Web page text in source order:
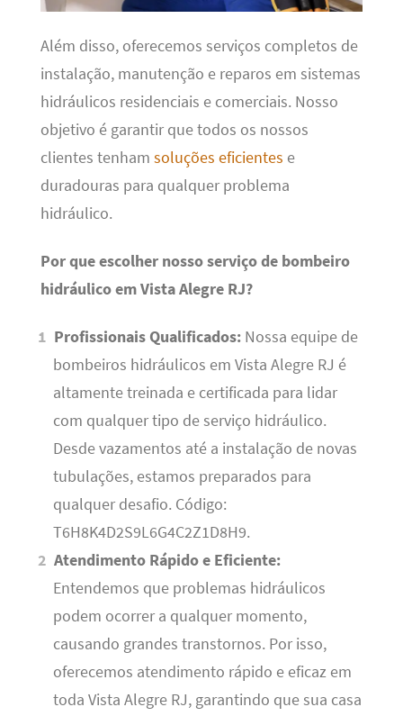
Além disso, oferecemos serviços completos de
instalação, manutenção e reparos em sistemas
hidráulicos residenciais e comerciais. Nosso
objetivo é garantir que todos os nossos
clientes tenham soluções eficientes e
duradouras para qualquer problema
hidráulico.
Por que escolher nosso serviço de bombeiro
hidráulico em Vista Alegre RJ?
Profissionais Qualificados: Nossa equipe de
bombeiros hidráulicos em Vista Alegre RJ é
altamente treinada e certificada para lidar
com qualquer tipo de serviço hidráulico.
Desde vazamentos até a instalação de novas
tubulações, estamos preparados para
qualquer desafio. Código:
T6H8K4D2S9L6G4C2Z1D8H9.
Atendimento Rápido e Eficiente:
Entendemos que problemas hidráulicos
podem ocorrer a qualquer momento,
causando grandes transtornos. Por isso,
oferecemos atendimento rápido e eficaz em
toda Vista Alegre RJ, garantindo que sua casa